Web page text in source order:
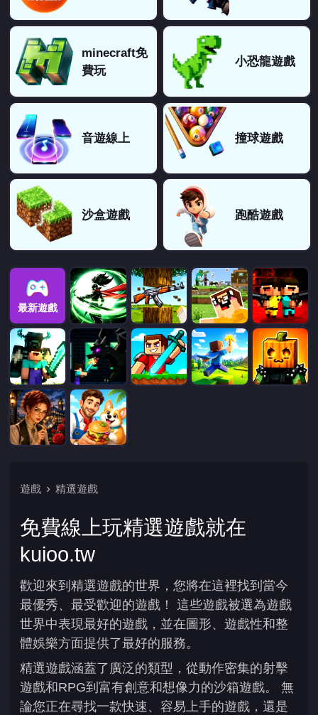
minecraft免
費玩
小恐龍遊戲
音遊線上 撞球遊戲
沙盒遊戲 跑酷遊戲
最新遊戲
遊戲 精選遊戲
免費線上玩精選遊戲就在
kuioo.tw
歡迎來到精選遊戲的世界，您將在這裡找到當今
最優秀、最受歡迎的遊戲！ 這些遊戲被選為遊戲
世界中表現最好的遊戲，並在圖形、遊戲性和整
體娛樂方面提供了最好的服務。
精選遊戲涵蓋了廣泛的類型，從動作密集的射擊
遊戲和RPG到富有創意和想像力的沙箱遊戲。 無
論您正在尋找一款快速、容易上手的遊戲，還是